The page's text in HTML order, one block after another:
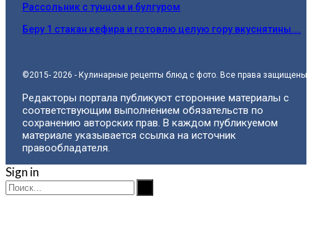
Рассольник с тунцом и булгуром
Беру 1 стакан кефира и готовлю целую гору вкуснятины.…
©2015- 2026 - Кулинарные рецепты блюд с фото. Все права защищены.
Редакторы портала публикуют сторонние материалы с
соответствующим выполнением обязательств по
сохранению авторских прав. В каждом публикуемом
материале указывается ссылка на источник
правообладателя.
Sign in